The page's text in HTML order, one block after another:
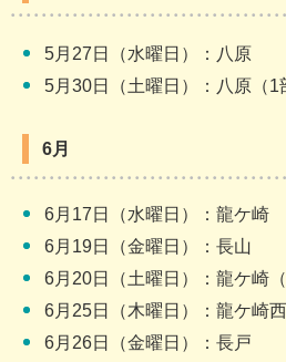
5月27日（水曜日）：八原
5月30日（土曜日）：八原（1
6月
6月17日（水曜日）：龍ケ崎
6月19日（金曜日）：長山
6月20日（土曜日）：龍ケ崎
6月25日（木曜日）：龍ケ崎西
6月26日（金曜日）：長戸